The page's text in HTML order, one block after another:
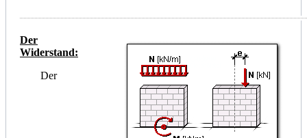
Der
Widerstand:
Der